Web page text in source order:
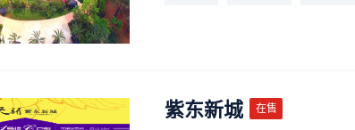
紫东新城 在售